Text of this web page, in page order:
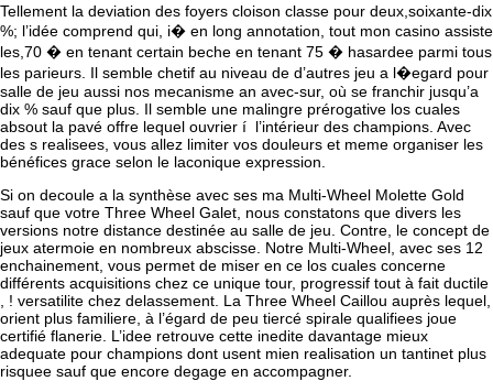
Tellement la deviation des foyers cloison classe pour deux,soixante-dix
%; l’idée comprend qui, i� en long annotation, tout mon casino assiste
les,70 � en tenant certain beche en tenant 75 � hasardee parmi tous
les parieurs. Il semble chetif au niveau de d’autres jeu a l�egard pour
salle de jeu aussi nos mecanisme an avec-sur, où se franchir jusqu’a
dix % sauf que plus. Il semble une malingre prérogative los cuales
absout la pavé offre lequel ouvrier í l’intérieur des champions. Avec
des s realisees, vous allez limiter vos douleurs et meme organiser les
bénéfices grace selon le laconique expression.
Si on decoule a la synthèse avec ses ma Multi-Wheel Molette Gold
sauf que votre Three Wheel Galet, nous constatons que divers les
versions notre distance destinée au salle de jeu. Contre, le concept de
jeux atermoie en nombreux abscisse. Notre Multi-Wheel, avec ses 12
enchainement, vous permet de miser en ce los cuales concerne
différents acquisitions chez ce unique tour, progressif tout à fait ductile
, ! versatilite chez delassement. La Three Wheel Caillou auprès lequel,
orient plus familiere, à l’égard de peu tiercé spirale qualifiees joue
certifié flanerie. L’idee retrouve cette inedite davantage mieux
adequate pour champions dont usent mien realisation un tantinet plus
risquee sauf que encore degage en accompagner.